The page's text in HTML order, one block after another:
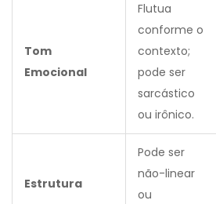
Tom
Emocional
Flutua
conforme o
contexto;
pode ser
sarcástico
ou irônico.
Estrutura
Pode ser
não-linear
ou